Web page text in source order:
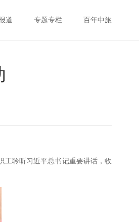
道 专题专栏 百年中旅
工聆听习近平总书记重要讲话，收